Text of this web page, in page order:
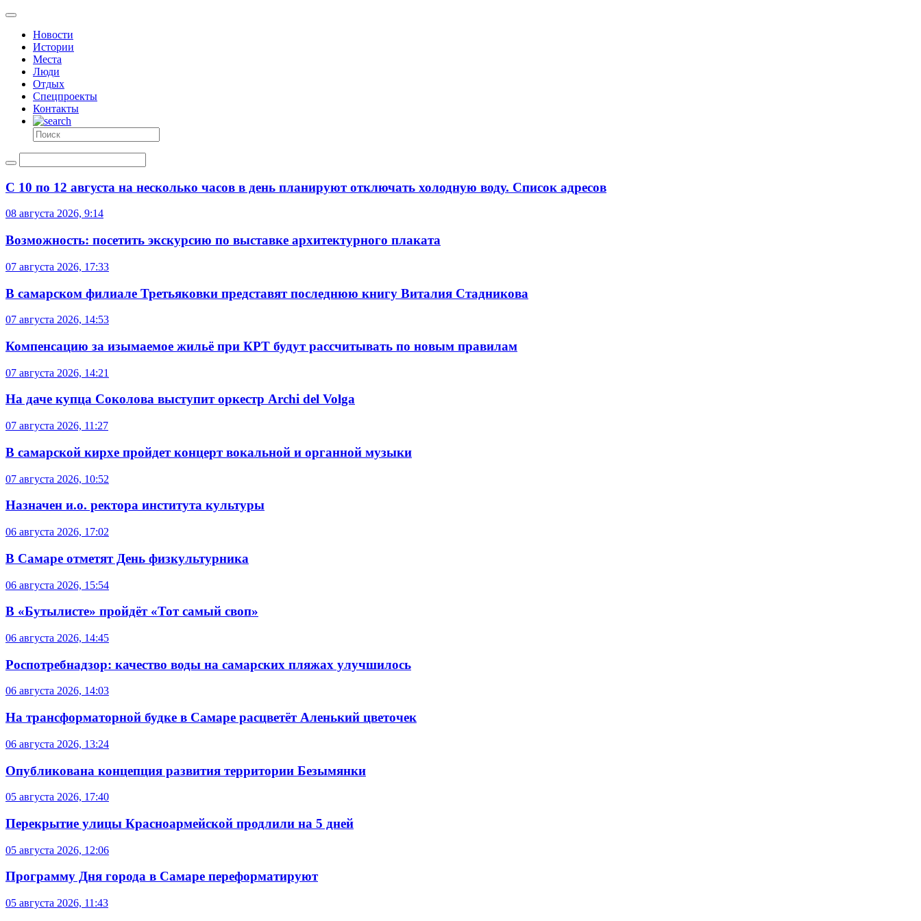
Новости
Истории
Места
Люди
Отдых
Спецпроекты
Контакты
С 10 по 12 августа на несколько часов в день планируют отключать холодную воду. Список адресов
08 августа 2026, 9:14
Возможность: посетить экскурсию по выставке архитектурного плаката
07 августа 2026, 17:33
В самарском филиале Третьяковки представят последнюю книгу Виталия Стадникова
07 августа 2026, 14:53
Компенсацию за изымаемое жильё при КРТ будут рассчитывать по новым правилам
07 августа 2026, 14:21
На даче купца Соколова выступит оркестр Archi del Volga
07 августа 2026, 11:27
В самарской кирхе пройдет концерт вокальной и органной музыки
07 августа 2026, 10:52
Назначен и.о. ректора института культуры
06 августа 2026, 17:02
В Самаре отметят День физкультурника
06 августа 2026, 15:54
В «Бутылисте» пройдёт «Тот самый своп»
06 августа 2026, 14:45
Роспотребнадзор: качество воды на самарских пляжах улучшилось
06 августа 2026, 14:03
На трансформаторной будке в Самаре расцветёт Аленький цветочек
06 августа 2026, 13:24
Опубликована концепция развития территории Безымянки
05 августа 2026, 17:40
Перекрытие улицы Красноармейской продлили на 5 дней
05 августа 2026, 12:06
Программу Дня города в Самаре переформатируют
05 августа 2026, 11:43